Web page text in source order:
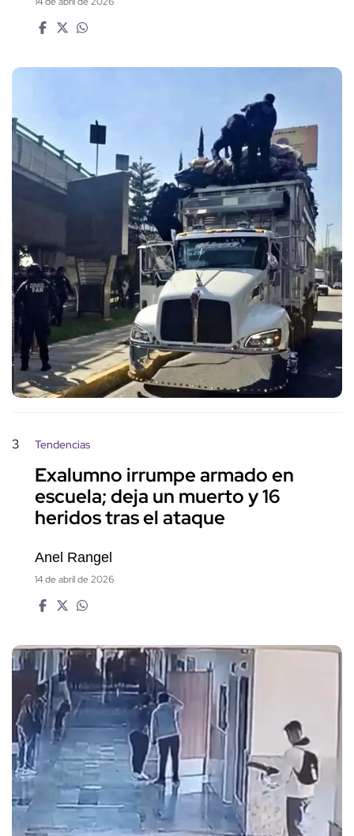
3 Tendencias
Exalumno irrumpe armado en
escuela; deja un muerto y 16
heridos tras el ataque
Anel Rangel
14 de abril de 2026